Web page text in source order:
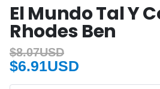
El Mundo Tal Y
Rhodes Ben
$8.07USD
$6.91USD